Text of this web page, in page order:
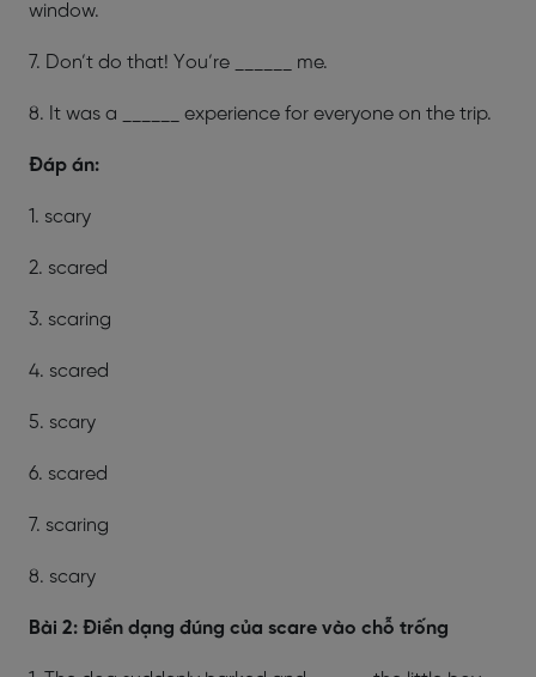
window.
7. Don’t do that! You’re ______ me.
8. It was a ______ experience for everyone on the trip.
Đáp án:
1. scary
2. scared
3. scaring
4. scared
5. scary
6. scared
7. scaring
8. scary
Bài 2: Điền dạng đúng của scare vào chỗ trống